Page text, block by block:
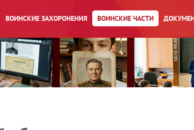
ВОИНСКИЕ ЗАХОРОНЕНИЯ ВОИНСКИЕ ЧАСТИ